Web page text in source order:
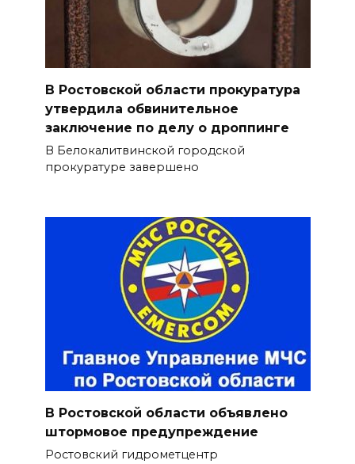
В Ростовской области прокуратура
утвердила обвинительное
заключение по делу о дроппинге
В Белокалитвинской городской
прокуратуре завершено
В Ростовской области объявлено
штормовое предупреждение
Ростовский гидрометцентр